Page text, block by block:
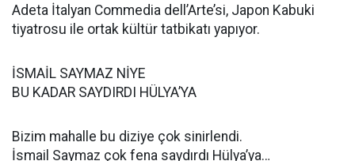
Adeta İtalyan Commedia dell’Arte’si, Japon Kabuki
tiyatrosu ile ortak kültür tatbikatı yapıyor.
İSMAİL SAYMAZ NİYE
BU KADAR SAYDIRDI HÜLYA’YA
Bizim mahalle bu diziye çok sinirlendi.
İsmail Saymaz çok fena saydırdı Hülya’ya…